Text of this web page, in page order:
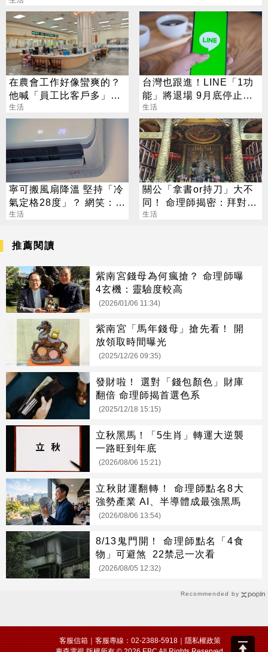
在農會工作好像蠻爽的？
他喊「員工比客戶多」內
行人曝真相
生活
台灣也跟進！LINE「1功
能」將退場 9月底停止服
務
生活
寧可搬風扇降溫 堅持「冷
氣定格28度」？ 網笑：全
台長輩通病
生活
關公「拿書or持刀」大不
同！ 命理師揭密：拜對大
加分、拜錯恐虧本
生活
Recommended by
推薦閱讀
紫南宮錢母為何瘋搶？ 命理師曝
4玄機：靈驗度較高
(2026/01/06 11:34)
紫南宮「馬年錢母」搶先看！ 開
放領取時間曝光
(2025/12/26 09:35)
發財啦！ 選對「錢包顏色」財庫
翻倍 命理師揭首選色系
(2025/12/18 15:15)
立秋黑馬！「5生肖」轉運大逆襲
一路旺到年底
(2026/08/06 15:21)
立秋財運翻轉！ 命理師點名8大
強勢產業 AI、半導體成最強黑馬
(2026/08/06 13:54)
8/13鬼門開！ 命理師點名「4食
物」可避煞 22禁忌一次看
(2026/08/05 12:32)
客服信箱｜客服專線：02-2388-5918｜隱私權政策